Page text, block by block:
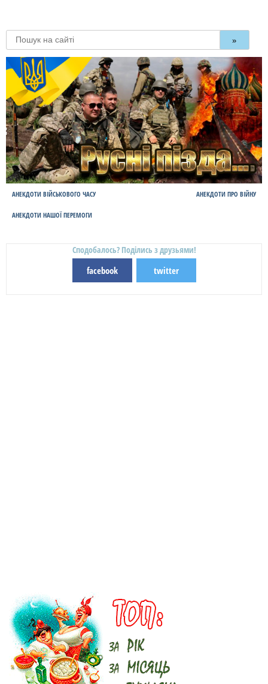
»
АНЕКДОТИ ВІЙСЬКОВОГО ЧАСУ АНЕКДОТИ ПРО ВІЙНУ
АНЕКДОТИ НАШОЇ ПЕРЕМОГИ
Сподобалось? Поділись з друзьями!
facebook twitter